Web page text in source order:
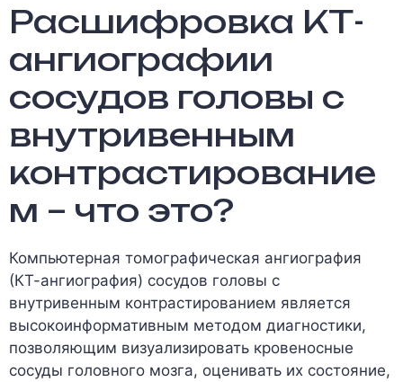
Расшифровка КТ-
ангиографии
сосудов головы с
внутривенным
контрастирование
м – что это?
Компьютерная томографическая ангиография
(КТ-ангиография) сосудов головы с
внутривенным контрастированием является
высокоинформативным методом диагностики,
позволяющим визуализировать кровеносные
сосуды головного мозга, оценивать их состояние,